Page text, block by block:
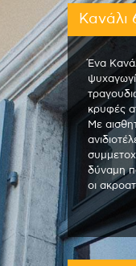
Κανάλι
Ένα
κρυφές
Με
δύναμη
οι